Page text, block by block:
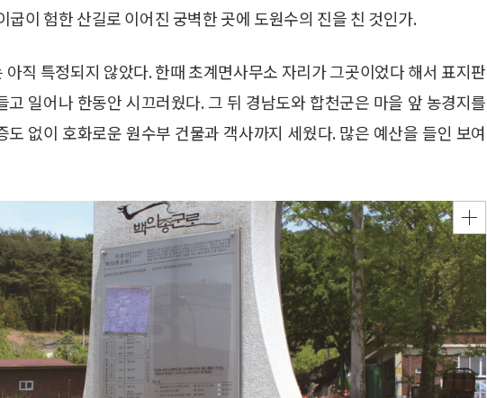
이 험한 산길로 이어진 궁벽한 곳에 도원수의 진을 친 것인가.
직 특정되지 않았다. 한때 초계면사무소 자리가 그곳이었다 해서 표지판
일어나 한동안 시끄러웠다. 그 뒤 경남도와 합천군은 마을 앞 농경지를
없이 호화로운 원수부 건물과 객사까지 세웠다. 많은 예산을 들인 보여